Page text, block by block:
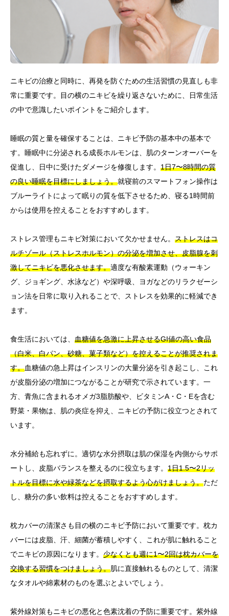
ニキビの治療と同時に、再発を防ぐための生活習慣の見直しも非
常に重要です。目の横のニキビを繰り返さないために、日常生活
の中で意識したいポイントをご紹介します。
睡眠の質と量を確保することは、ニキビ予防の基本中の基本で
す。睡眠中に分泌される成長ホルモンは、肌のターンオーバーを
促進し、日中に受けたダメージを修復します。 1日7〜8時間の質
の良い睡眠を目標にしましょう。就寝前のスマートフォン操作は
ブルーライトによって眠りの質を低下させるため、寝る1時間前
からは使用を控えることをおすすめします。
ストレス管理もニキビ対策において欠かせません。 ストレスはコ
ルチゾール（ストレスホルモン）の分泌を増加させ、皮脂腺を刺
激してニキビを悪化させます。適度な有酸素運動（ウォーキン
グ、ジョギング、水泳など）や深呼吸、ヨガなどのリラクゼーシ
ョン法を日常に取り入れることで、ストレスを効果的に軽減でき
ます。
食生活においては、 血糖値を急激に上昇させるGI値の高い食品
（白米、白パン、砂糖、菓子類など）を控えることが推奨されま
す。血糖値の急上昇はインスリンの大量分泌を引き起こし、これ
が皮脂分泌の増加につながることが研究で示されています。一
方、青魚に含まれるオメガ3脂肪酸や、ビタミンA・C・Eを含む
野菜・果物は、肌の炎症を抑え、ニキビの予防に役立つとされて
います。
水分補給も忘れずに。適切な水分摂取は肌の保湿を内側からサポ
ートし、皮脂バランスを整えるのに役立ちます。 1日1.5〜2リッ
トルを目標に水や緑茶などを摂取するよう心がけましょう。ただ
し、糖分の多い飲料は控えることをおすすめします。
枕カバーの清潔さも目の横のニキビ予防において重要です。枕カ
バーには皮脂、汗、細菌が蓄積しやすく、これが肌に触れること
でニキビの原因になります。 少なくとも週に1〜2回は枕カバーを
交換する習慣をつけましょう。肌に直接触れるものとして、清潔
なタオルや綿素材のものを選ぶとよいでしょう。
紫外線対策もニキビの悪化と色素沈着の予防に重要です。紫外線